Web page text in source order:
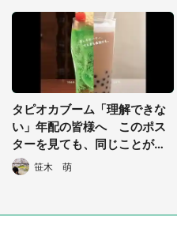
選
タピオカブーム「理解できな
い」年配の皆様へ このポス
ターを見ても、同じことが言
えますか？
笹木 萌